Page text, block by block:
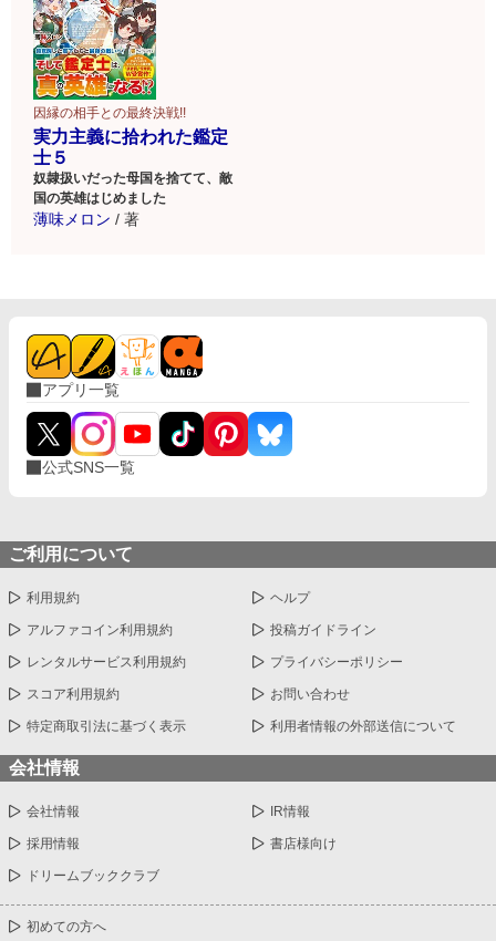
因縁の相手との最終決戦!!
実力主義に拾われた鑑定
士５
奴隷扱いだった母国を捨てて、敵
国の英雄はじめました
薄味メロン / 著
アプリ一覧
公式SNS一覧
ご利用について
利用規約 ヘルプ
アルファコイン利用規約 投稿ガイドライン
レンタルサービス利用規約 プライバシーポリシー
スコア利用規約 お問い合わせ
特定商取引法に基づく表示 利用者情報の外部送信について
会社情報
会社情報 IR情報
採用情報 書店様向け
ドリームブッククラブ
初めての方へ